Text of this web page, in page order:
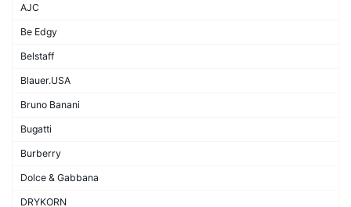
AJC
Be Edgy
Belstaff
Blauer.USA
Bruno Banani
Bugatti
Burberry
Dolce & Gabbana
DRYKORN